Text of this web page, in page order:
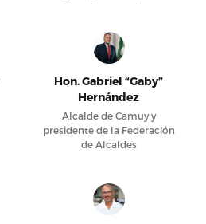
Hon. Gabriel “Gaby”
Hernández
Alcalde de Camuy y
presidente de la Federación
de Alcaldes